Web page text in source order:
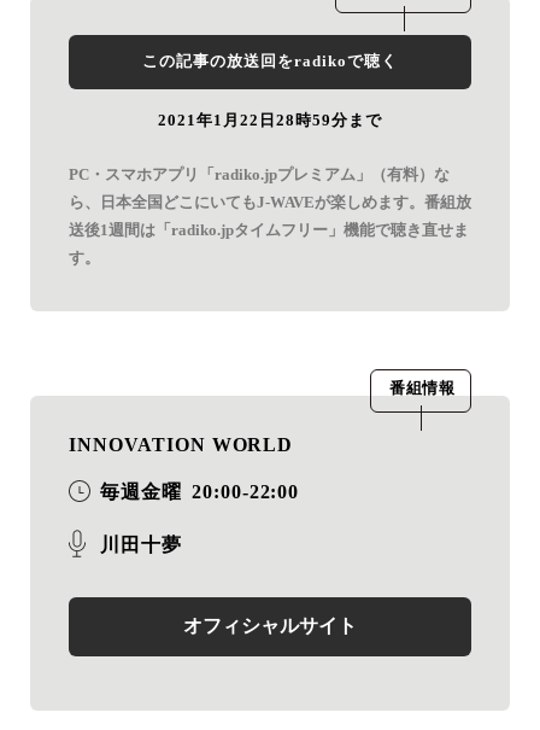
この記事の放送回をradikoで聴く
2021年1月22日28時59分まで
PC・スマホアプリ「radiko.jpプレミアム」（有料）な
ら、日本全国どこにいてもJ-WAVEが楽しめます。番組放
送後1週間は「radiko.jpタイムフリー」機能で聴き直せま
す。
番組情報
INNOVATION WORLD
毎週金曜 20:00-22:00
川田十夢
オフィシャルサイト